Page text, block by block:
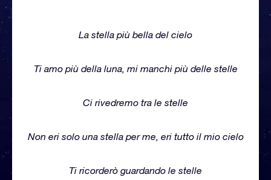
La stella più bella del cielo
Ti amo più della luna, mi manchi più delle stelle
Ci rivedremo tra le stelle
Non eri solo una stella per me, eri tutto il mio cielo
Ti ricorderò guardando le stelle